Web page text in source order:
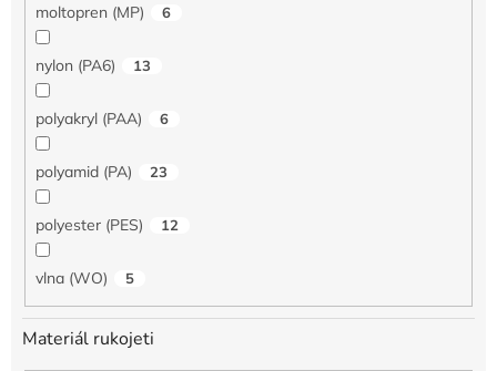
moltopren (MP) 6
nylon (PA6) 13
polyakryl (PAA) 6
polyamid (PA) 23
polyester (PES) 12
vlna (WO) 5
Materiál rukojeti